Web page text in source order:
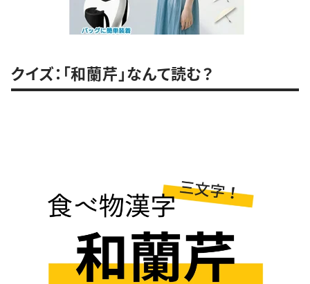
クイズ：「和蘭芹」なんて読む？